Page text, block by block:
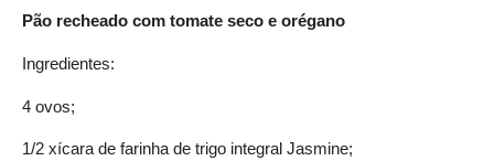
Pão recheado com tomate seco e orégano
Ingredientes:
4 ovos;
1/2 xícara de farinha de trigo integral Jasmine;